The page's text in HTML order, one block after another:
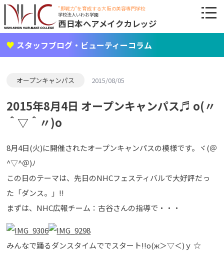
"即戦力"を育成する大阪の美容専門学校
学校法人いわお学園
西日本ヘアメイクカレッジ
スタッフブログ・ビューティーコラム
オープンキャンパス 2015/08/05
2015年8月4日 オープンキャンパス♬ o(〃
＾▽＾〃)o
8月4日(火)に開催されたオープンキャンパスの模様です。ヾ(＠
^▽^＠)ﾉ
この日のテーマは、先日のNHCフェスティバルで大好評だっ
た「ダンス。」!!
まずは、NHC広報チーム：古谷さんの指導で・・・
みんなで踊るダンスタイムででスタート!!о(ж＞▽＜)ｙ ☆